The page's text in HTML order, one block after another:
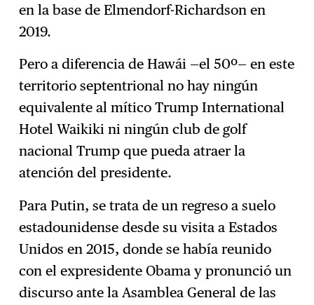
en la base de Elmendorf-Richardson en
2019.
Pero a diferencia de Hawái —el 50º— en este
territorio septentrional no hay ningún
equivalente al mítico Trump International
Hotel Waikiki ni ningún club de golf
nacional Trump que pueda atraer la
atención del presidente.
Para Putin, se trata de un regreso a suelo
estadounidense desde su visita a Estados
Unidos en 2015, donde se había reunido
con el expresidente Obama y pronunció un
discurso ante la Asamblea General de las